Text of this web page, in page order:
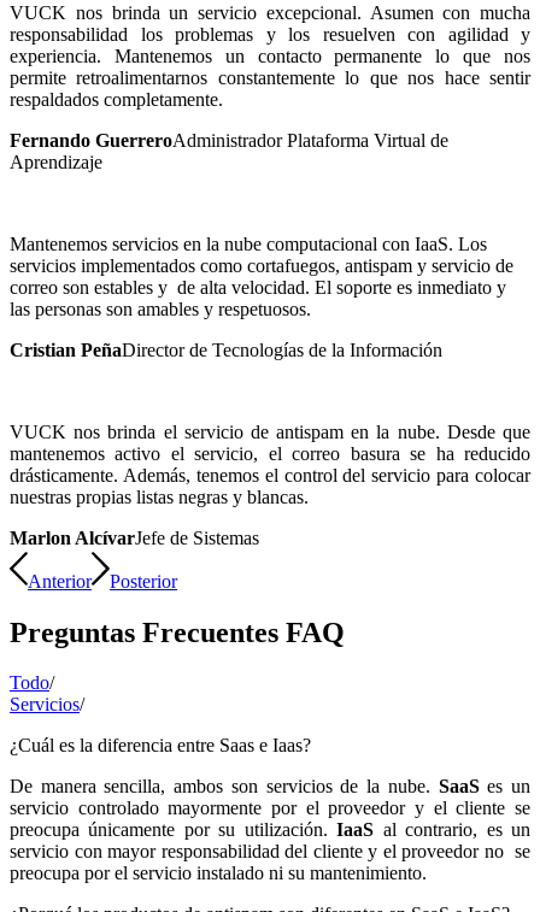
VUCK nos brinda un servicio excepcional. Asumen con mucha
responsabilidad los problemas y los resuelven con agilidad y
experiencia. Mantenemos un contacto permanente lo que nos
permite retroalimentarnos constantemente lo que nos hace sentir
respaldados completamente.
Fernando GuerreroAdministrador Plataforma Virtual de
Aprendizaje
Mantenemos servicios en la nube computacional con IaaS. Los
servicios implementados como cortafuegos, antispam y servicio de
correo son estables y de alta velocidad. El soporte es inmediato y
las personas son amables y respetuosos.
Cristian PeñaDirector de Tecnologías de la Información
VUCK nos brinda el servicio de antispam en la nube. Desde que
mantenemos activo el servicio, el correo basura se ha reducido
drásticamente. Además, tenemos el control del servicio para colocar
nuestras propias listas negras y blancas.
Marlon AlcívarJefe de Sistemas
Anterior Posterior
Preguntas Frecuentes FAQ
Todo/
Servicios/
¿Cuál es la diferencia entre Saas e Iaas?
De manera sencilla, ambos son servicios de la nube. SaaSes un
servicio controlado mayormente por el proveedor y el cliente se
preocupa únicamente por su utilización.IaaS al contrario, es un
servicio con mayor responsabilidad del cliente y el proveedor no se
preocupa por el servicio instalado ni su mantenimiento.